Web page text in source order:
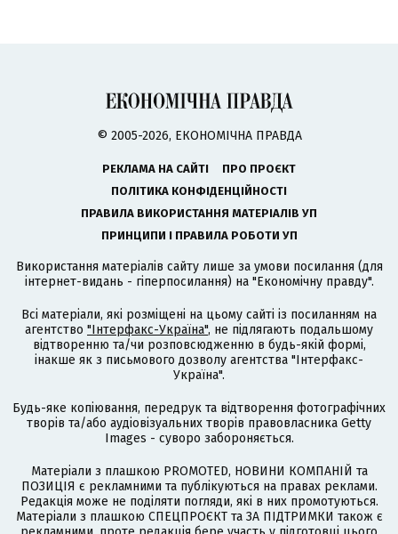
© 2005-2026, ЕКОНОМІЧНА ПРАВДА
РЕКЛАМА НА САЙТІ
ПРО ПРОЄКТ
ПОЛІТИКА КОНФІДЕНЦІЙНОСТІ
ПРАВИЛА ВИКОРИСТАННЯ МАТЕРІАЛІВ УП
ПРИНЦИПИ І ПРАВИЛА РОБОТИ УП
Використання матеріалів сайту лише за умови посилання (для
інтернет-видань - гіперпосилання) на "Економічну правду".
Всі матеріали, які розміщені на цьому сайті із посиланням на
агентство "Інтерфакс-Україна", не підлягають подальшому
відтворенню та/чи розповсюдженню в будь-якій формі,
інакше як з письмового дозволу агентства "Інтерфакс-
Україна".
Будь-яке копіювання, передрук та відтворення фотографічних
творів та/або аудіовізуальних творів правовласника Getty
Images - суворо забороняється.
Матеріали з плашкою PROMOTED, НОВИНИ КОМПАНІЙ та
ПОЗИЦІЯ є рекламними та публікуються на правах реклами.
Редакція може не поділяти погляди, які в них промотуються.
Матеріали з плашкою СПЕЦПРОЄКТ та ЗА ПІДТРИМКИ також є